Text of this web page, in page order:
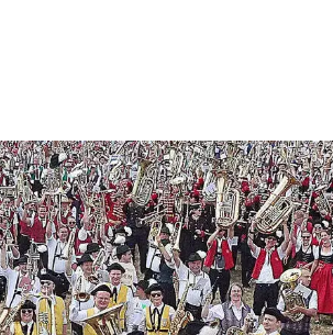
BPO
KSBO